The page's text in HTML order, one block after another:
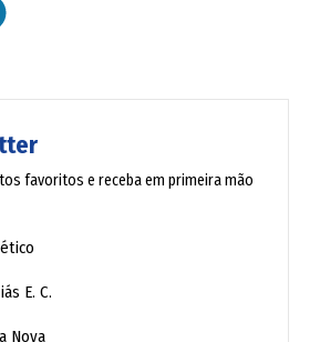
volante agora chega para disputar a
sempre soube que iria ter em
tudo o que ele fez no futebol, mas
o Fernando, são duas pessoas
no futebol", concluiu.
favoritos e receba em primeira mão
E. C.
Nova